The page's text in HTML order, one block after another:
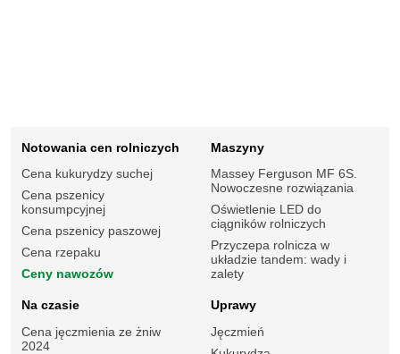
Notowania cen rolniczych
Cena kukurydzy suchej
Cena pszenicy
konsumpcyjnej
Cena pszenicy paszowej
Cena rzepaku
Ceny nawozów
Maszyny
Massey Ferguson MF 6S.
Nowoczesne rozwiązania
Oświetlenie LED do
ciągników rolniczych
Przyczepa rolnicza w
układzie tandem: wady i
zalety
Na czasie
Cena jęczmienia ze żniw
2024
Uprawy
Jęczmień